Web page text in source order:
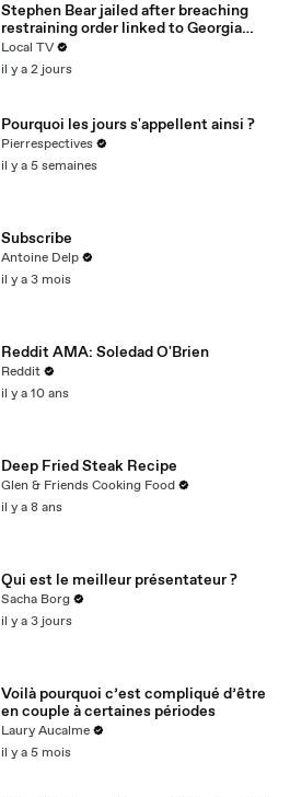
Stephen Bear jailed after breaching
restraining order linked to Georgia
Harrison
Local TV
il y a 2 jours
Pourquoi les jours s'appellent ainsi ?
Pierrespectives
il y a 5 semaines
Subscribe
Antoine Delp
il y a 3 mois
Reddit AMA: Soledad O'Brien
Reddit
il y a 10 ans
Deep Fried Steak Recipe
Glen & Friends Cooking Food
il y a 8 ans
Qui est le meilleur présentateur ?
Sacha Borg
il y a 3 jours
Voilà pourquoi c’est compliqué d’être
en couple à certaines périodes
Laury Aucalme
il y a 5 mois